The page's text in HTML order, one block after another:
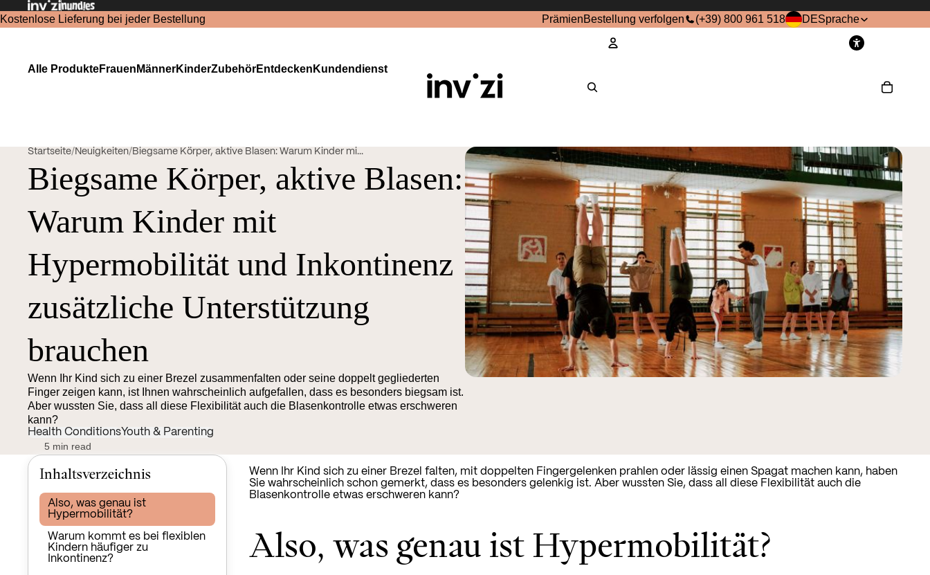
Kostenlose Lieferung bei jeder Bestellung PrämienBestellung verfolgen (+39) 800 961 518 DESprache
Alle ProdukteFrauen MännerKinderZubehörEntdecken Kundendienst
Startseite/Neuigkeiten/Biegsame Körper, aktive Blasen: Warum Kinder mi...
Biegsame Körper, aktive Blasen:
Warum Kinder mit
Hypermobilität und Inkontinenz
zusätzliche Unterstützung
brauchen
Wenn Ihr Kind sich zu einer Brezel zusammenfalten oder seine doppelt gegliederten
Finger zeigen kann, ist Ihnen wahrscheinlich aufgefallen, dass es besonders biegsam ist.
Aber wussten Sie, dass all diese Flexibilität auch die Blasenkontrolle etwas erschweren
kann?
Health ConditionsYouth & Parenting
5 min read
Inhaltsverzeichnis
Also, was genau ist
Hypermobilität?
Warum kommt es bei flexiblen
Kindern häufiger zu
Inkontinenz?
Wenn Ihr Kind sich zu einer Brezel falten, mit doppelten Fingergelenken prahlen oder lässig einen Spagat machen kann, haben
Sie wahrscheinlich schon gemerkt, dass es besonders gelenkig ist. Aber wussten Sie, dass all diese Flexibilität auch die
Blasenkontrolle etwas erschweren kann?
Also, was genau ist Hypermobilität?